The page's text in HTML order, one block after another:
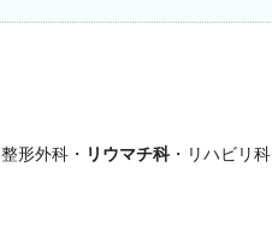
整形外科・ リウマチ科・リハビリ科